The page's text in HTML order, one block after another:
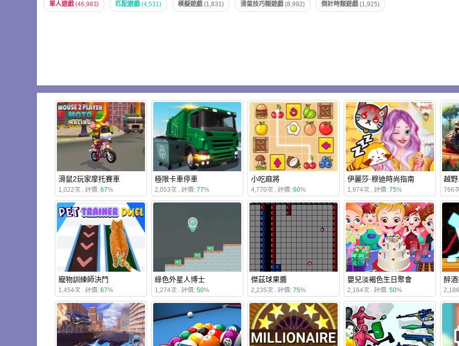
單人遊戲 (46,983) 匹配遊戲 (4,531) 模擬遊戲 (1,831) 滑鼠技巧類遊戲 (8,992) 倒計時類遊戲 (1,925)
滑鼠2玩家摩托賽車
1,022次 . 評價: 67%
極限卡車停車
2,053次 . 評價: 77%
小吃麻將
4,770次 . 評價: 60%
伊麗莎·穆迪時尚指南
1,974次 . 評價: 75%
越
766
寵物訓練師決鬥
1,454次 . 評價: 67%
綠色外星人博士
1,274次 . 評價: 50%
傑茲球果醬
2,235次 . 評價: 75%
嬰兒淡褐色生日聚會
2,164次 . 評價: 50%
醉